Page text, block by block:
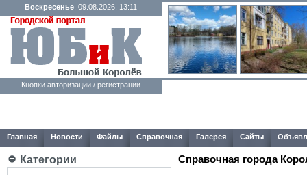
Воскресенье , 09.08.2026, 13:11
Кнопки авторизации / регистрации
Главная Новости Файлы Справочная Галерея Сайты
Категории Справочная города